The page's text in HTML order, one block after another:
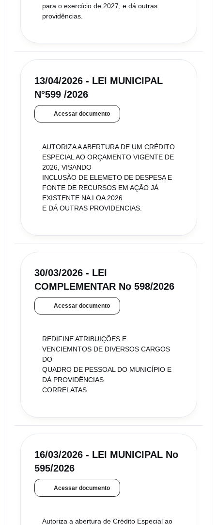
para o exercício de 2027, e dá outras
providências.
13/04/2026 - LEI MUNICIPAL
N°599 /2026
Acessar documento
AUTORIZA A ABERTURA DE UM CRÉDITO
ESPECIAL AO ORÇAMENTO VIGENTE DE
2026, VISANDO
INCLUSÃO DE ELEMETO DE DESPESA E
FONTE DE RECURSOS EM AÇÃO JÁ
EXISTENTE NA LOA 2026
E DÁ OUTRAS PROVIDENCIAS.
30/03/2026 - LEI
COMPLEMENTAR No 598/2026
Acessar documento
REDIFINE ATRIBUIÇÕES E
VENCIEMNTOS DE DIVERSOS CARGOS
DO
QUADRO DE PESSOAL DO MUNICÍPIO E
DÁ PROVIDÊNCIAS
CORRELATAS.
16/03/2026 - LEI MUNICIPAL No
595/2026
Acessar documento
Autoriza a abertura de Crédito Especial ao